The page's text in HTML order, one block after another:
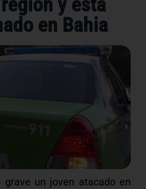
en Bahia
grave un joven atacado en